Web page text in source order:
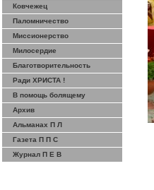
Ковчежец
Паломничество
Миссионерство
Милосердие
Благотворительность
Ради ХРИСТА !
В помощь болящему
Архив
Альманах П Л
Газета П П С
Журнал П Е В